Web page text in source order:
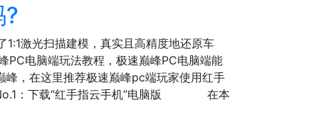
?
激光扫描建模，真实且高精度地还原车
PC电脑端玩法教程，极速巅峰PC电脑端能
在这里推荐极速巅峰pc端玩家使用红手
No.1：下载“红手指云手机”电脑版 在本